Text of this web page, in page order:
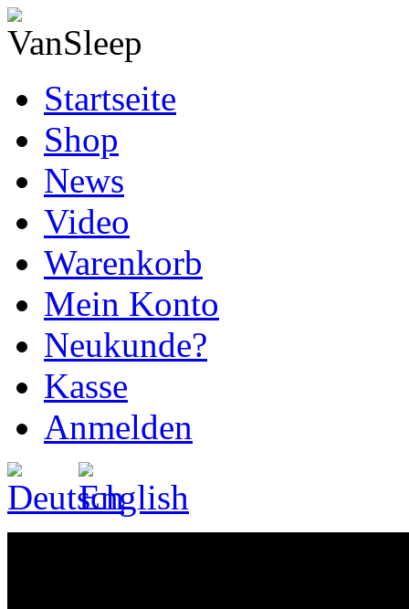
Startseite
Shop
News
Video
Warenkorb
Mein Konto
Neukunde?
Kasse
Anmelden